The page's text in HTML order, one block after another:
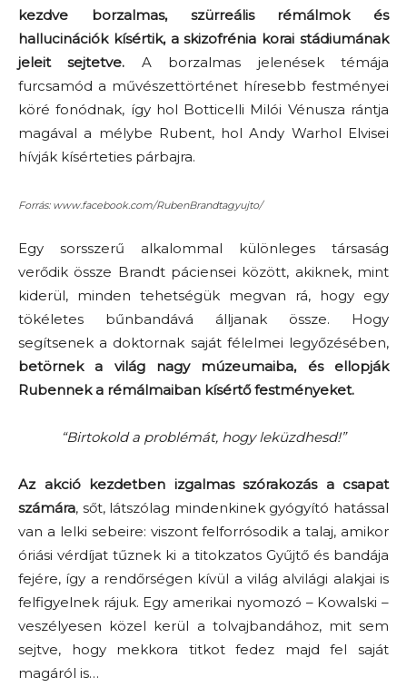
kezdve borzalmas, szürreális rémálmok és
hallucinációk kísértik, a skizofrénia korai stádiumának
jeleit sejtetve. A borzalmas jelenések témája
furcsamód a művészettörténet híresebb festményei
köré fonódnak, így hol Botticelli Milói Vénusza rántja
magával a mélybe Rubent, hol Andy Warhol Elvisei
hívják kísérteties párbajra.
Forrás: www.facebook.com/RubenBrandtagyujto/
Egy sorsszerű alkalommal különleges társaság
verődik össze Brandt páciensei között, akiknek, mint
kiderül, minden tehetségük megvan rá, hogy egy
tökéletes bűnbandává álljanak össze. Hogy
segítsenek a doktornak saját félelmei legyőzésében,
betörnek a világ nagy múzeumaiba, és ellopják
Rubennek a rémálmaiban kísértő festményeket.
“Birtokold a problémát, hogy leküzdhesd!”
Az akció kezdetben izgalmas szórakozás a csapat
számára, sőt, látszólag mindenkinek gyógyító hatással
van a lelki sebeire: viszont felforrósodik a talaj, amikor
óriási vérdíjat tűznek ki a titokzatos Gyűjtő és bandája
fejére, így a rendőrségen kívül a világ alvilági alakjai is
felfigyelnek rájuk. Egy amerikai nyomozó – Kowalski –
veszélyesen közel kerül a tolvajbandához, mit sem
sejtve, hogy mekkora titkot fedez majd fel saját
magáról is…